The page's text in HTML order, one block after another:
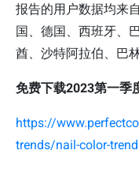
报告的用户数据均来
国、德国、西班牙、
酋、沙特阿拉伯、巴
免费下载2023第一季
https://
trends/nail-color-